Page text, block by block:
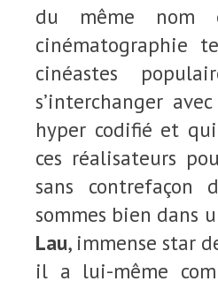
du même nom
cinématographie
cinéastes
s’interchanger
hyper codifié et
ces réalisateurs
sans contrefaçon
sommes bien dans
Lau, immense star
il a lui-même